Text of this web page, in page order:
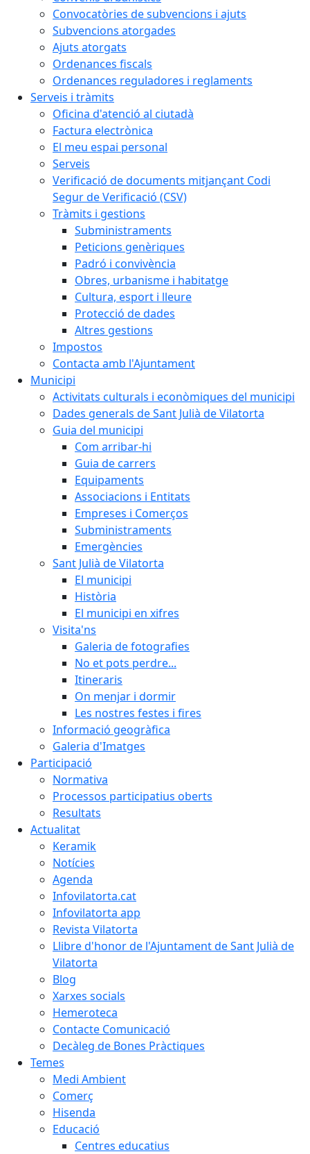
Convocatòries de subvencions i ajuts
Subvencions atorgades
Ajuts atorgats
Ordenances fiscals
Ordenances reguladores i reglaments
Serveis i tràmits
Oficina d'atenció al ciutadà
Factura electrònica
El meu espai personal
Serveis
Verificació de documents mitjançant Codi
Segur de Verificació (CSV)
Tràmits i gestions
Subministraments
Peticions genèriques
Padró i convivència
Obres, urbanisme i habitatge
Cultura, esport i lleure
Protecció de dades
Altres gestions
Impostos
Contacta amb l'Ajuntament
Municipi
Activitats culturals i econòmiques del municipi
Dades generals de Sant Julià de Vilatorta
Guia del municipi
Com arribar-hi
Guia de carrers
Equipaments
Associacions i Entitats
Empreses i Comerços
Subministraments
Emergències
Sant Julià de Vilatorta
El municipi
Història
El municipi en xifres
Visita'ns
Galeria de fotografies
No et pots perdre...
Itineraris
On menjar i dormir
Les nostres festes i fires
Informació geogràfica
Galeria d'Imatges
Participació
Normativa
Processos participatius oberts
Resultats
Actualitat
Keramik
Notícies
Agenda
Infovilatorta.cat
Infovilatorta app
Revista Vilatorta
Llibre d'honor de l'Ajuntament de Sant Julià de
Vilatorta
Blog
Xarxes socials
Hemeroteca
Contacte Comunicació
Decàleg de Bones Pràctiques
Temes
Medi Ambient
Comerç
Hisenda
Educació
Centres educatius